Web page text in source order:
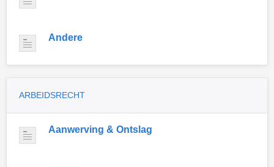
Andere
ARBEIDSRECHT
Aanwerving & Ontslag